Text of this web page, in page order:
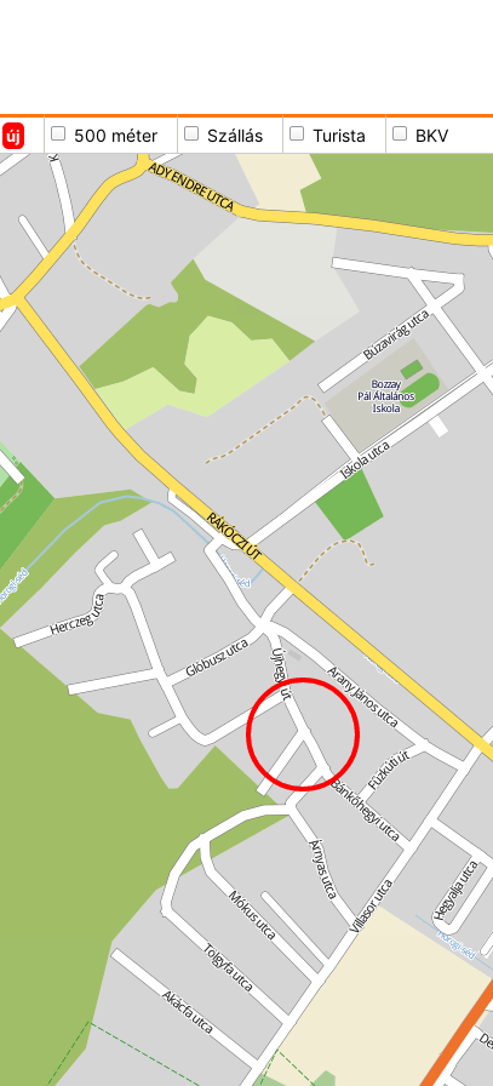
új 500 méter Szállás Turista BKV